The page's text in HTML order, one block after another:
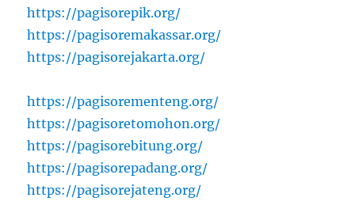
https://pagisorepik.org/
https://pagisoremakassar.org/
https://pagisorejakarta.org/
https://pagisorementeng.org/
https://pagisoretomohon.org/
https://pagisorebitung.org/
https://pagisorepadang.org/
https://pagisorejateng.org/